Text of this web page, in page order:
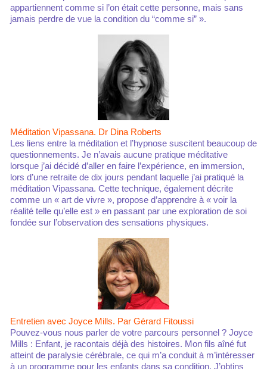
appartiennent comme si l’on était cette personne, mais sans
jamais perdre de vue la condition du “comme si” ».
Méditation Vipassana. Dr Dina Roberts
Les liens entre la méditation et l’hypnose suscitent beaucoup de
questionnements. Je n’avais aucune pratique méditative
lorsque j’ai décidé d’aller en faire l’expérience, en immersion,
lors d’une retraite de dix jours pendant laquelle j’ai pratiqué la
méditation Vipassana. Cette technique, également décrite
comme un « art de vivre », propose d’apprendre à « voir la
réalité telle qu’elle est » en passant par une exploration de soi
fondée sur l’observation des sensations physiques.
Entretien avec Joyce Mills. Par Gérard Fitoussi
Pouvez-vous nous parler de votre parcours personnel ? Joyce
Mills : Enfant, je racontais déjà des histoires. Mon fils aîné fut
atteint de paralysie cérébrale, ce qui m’a conduit à m’intéresser
à un programme pour les enfants dans sa condition. J’obtins